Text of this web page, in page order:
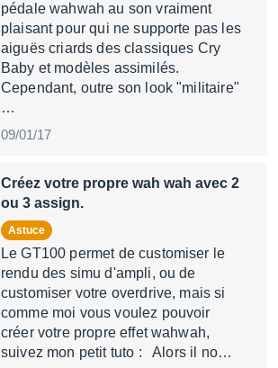
pédale wahwah au son vraiment
plaisant pour qui ne supporte pas les
aiguës criards des classiques Cry
Baby et modèles assimilés.
Cependant, outre son look "militaire"
…
09/01/17
Créez votre propre wah wah avec 2
ou 3 assign.
Astuce
Le GT100 permet de customiser le
rendu des simu d'ampli, ou de
customiser votre overdrive, mais si
comme moi vous voulez pouvoir
créer votre propre effet wahwah,
suivez mon petit tuto : Alors il no…